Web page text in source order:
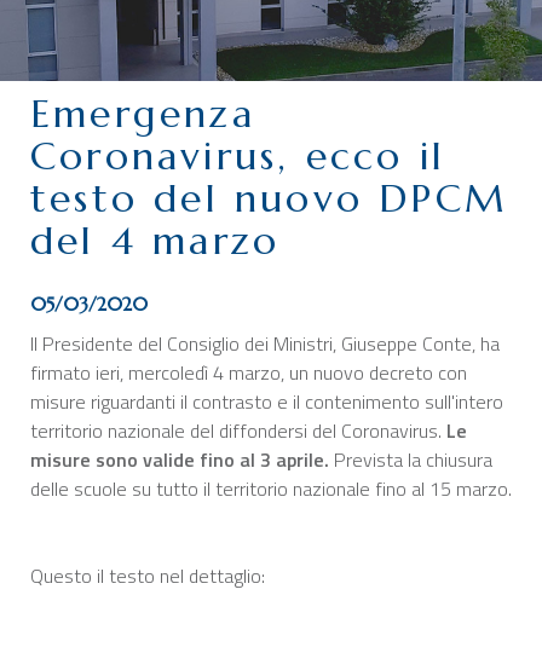
ATTIVITÀ STORICHE
PERIODICO
PERCHÉ ASSOCIARSI?
DOVE SIAMO
CONTATTI
Emergenza
Coronavirus, ecco il
testo del nuovo DPCM
del 4 marzo
05/03/2020
Il Presidente del Consiglio dei Ministri, Giuseppe Conte, ha
firmato ieri, mercoledì 4 marzo, un nuovo decreto con
misure riguardanti il contrasto e il contenimento sull'intero
territorio nazionale del diffondersi del Coronavirus. Le
misure sono valide fino al 3 aprile. Prevista la chiusura
delle scuole su tutto il territorio nazionale fino al 15 marzo.
Questo il testo nel dettaglio: